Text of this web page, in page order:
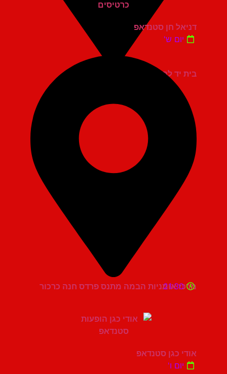
בית יד לבנים אשדוד
דניאל חן סטנדאפ
יום ש'
מרכז אומניות הבמה מתנס פרדס חנה כרכור
21:30
אודי כגן סטנדאפ
יום ו'